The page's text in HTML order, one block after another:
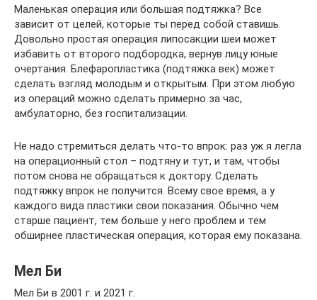
Маленькая операция или большая подтяжка? Все
зависит от целей, которые ты перед собой ставишь.
Довольно простая операция липосакции шеи может
избавить от второго подбородка, вернув лицу юные
очертания. Блефаропластика (подтяжка век) может
сделать взгляд молодым и открытым. При этом любую
из операций можно сделать примерно за час,
амбулаторно, без госпитализации.
Не надо стремиться делать что-то впрок: раз уж я легла
на операционный стол – подтяну и тут, и там, чтобы
потом снова не обращаться к доктору. Сделать
подтяжку впрок не получится. Всему свое время, а у
каждого вида пластики свои показания. Обычно чем
старше пациент, тем больше у него проблем и тем
обширнее пластическая операция, которая ему показана.
Мел Би
Мел Би в 2001 г. и 2021 г.